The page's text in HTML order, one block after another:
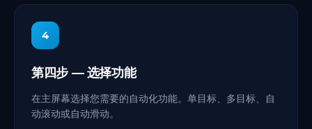
4
第四步 — 选择功能
在主屏幕选择您需要的自动化功能。单目标、多目标、自
动滚动或自动滑动。